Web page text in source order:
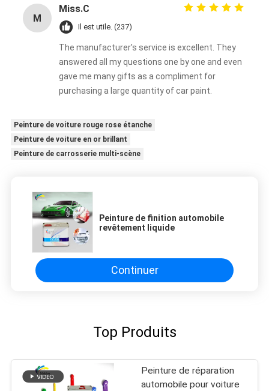
M
Miss.C
Il est utile. (237)
The manufacturer's service is excellent. They
answered all my questions one by one and even
gave me many gifts as a compliment for
purchasing a large quantity of car paint.
Peinture de voiture rouge rose étanche
Peinture de voiture en or brillant
Peinture de carrosserie multi-scène
Peinture de finition automobile
revêtement liquide
Continuer
Top Produits
Peinture de réparation
automobile pour voiture